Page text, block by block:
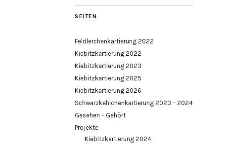
SEITEN
Feldlerchenkartierung 2022
Kiebitzkartierung 2022
Kiebitzkartierung 2023
Kiebitzkartierung 2025
Kiebitzkartierung 2026
Schwarzkehlchenkartierung 2023 – 2024
Gesehen – Gehört
Projekte
Kiebitzkartierung 2024